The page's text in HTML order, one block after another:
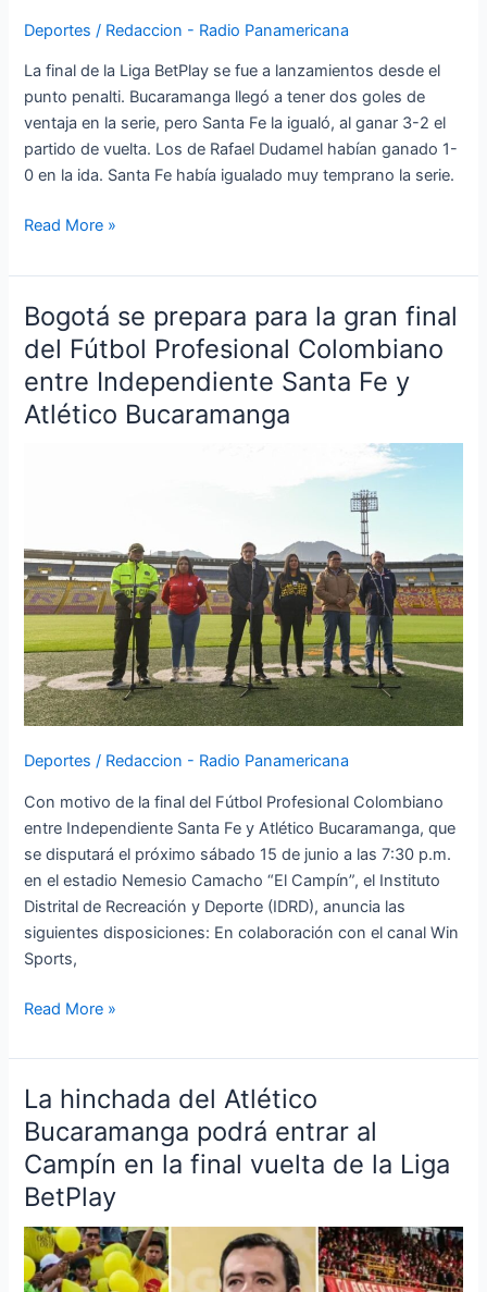
Deportes / Redaccion - Radio Panamericana
La final de la Liga BetPlay se fue a lanzamientos desde el
punto penalti. Bucaramanga llegó a tener dos goles de
ventaja en la serie, pero Santa Fe la igualó, al ganar 3-2 el
partido de vuelta. Los de Rafael Dudamel habían ganado 1-
0 en la ida. Santa Fe había igualado muy temprano la serie.
Read More »
Bogotá se prepara para la gran final
del Fútbol Profesional Colombiano
entre Independiente Santa Fe y
Atlético Bucaramanga
Deportes / Redaccion - Radio Panamericana
Con motivo de la final del Fútbol Profesional Colombiano
entre Independiente Santa Fe y Atlético Bucaramanga, que
se disputará el próximo sábado 15 de junio a las 7:30 p.m.
en el estadio Nemesio Camacho “El Campín”, el Instituto
Distrital de Recreación y Deporte (IDRD), anuncia las
siguientes disposiciones: En colaboración con el canal Win
Sports,
Bogotá
se
prepara
para
la
Profesional
Colombiano
entre
Independiente
Santa
Fe
y
Atlético
Bucaramanga
Read More »
La hinchada del Atlético
Bucaramanga podrá entrar al
Campín en la final vuelta de la Liga
BetPlay
La
hinchada
del
Atlético
Bucaramanga
podrá
entrar
al